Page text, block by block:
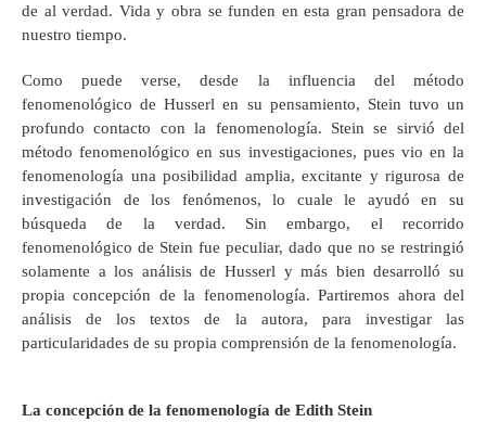
de al verdad. Vida y obra se funden en esta gran pensadora de
nuestro tiempo.
Como puede verse, desde la influencia del método
fenomenológico de Husserl en su pensamiento, Stein tuvo un
profundo contacto con la fenomenología. Stein se sirvió del
método fenomenológico en sus investigaciones, pues vio en la
fenomenología una posibilidad amplia, excitante y rigurosa de
investigación de los fenómenos, lo cuale le ayudó en su
búsqueda de la verdad. Sin embargo, el recorrido
fenomenológico de Stein fue peculiar, dado que no se restringió
solamente a los análisis de Husserl y más bien desarrolló su
propia concepción de la fenomenología. Partiremos ahora del
análisis de los textos de la autora, para investigar las
particularidades de su propia comprensión de la fenomenología.
La concepción de la fenomenología de Edith Stein